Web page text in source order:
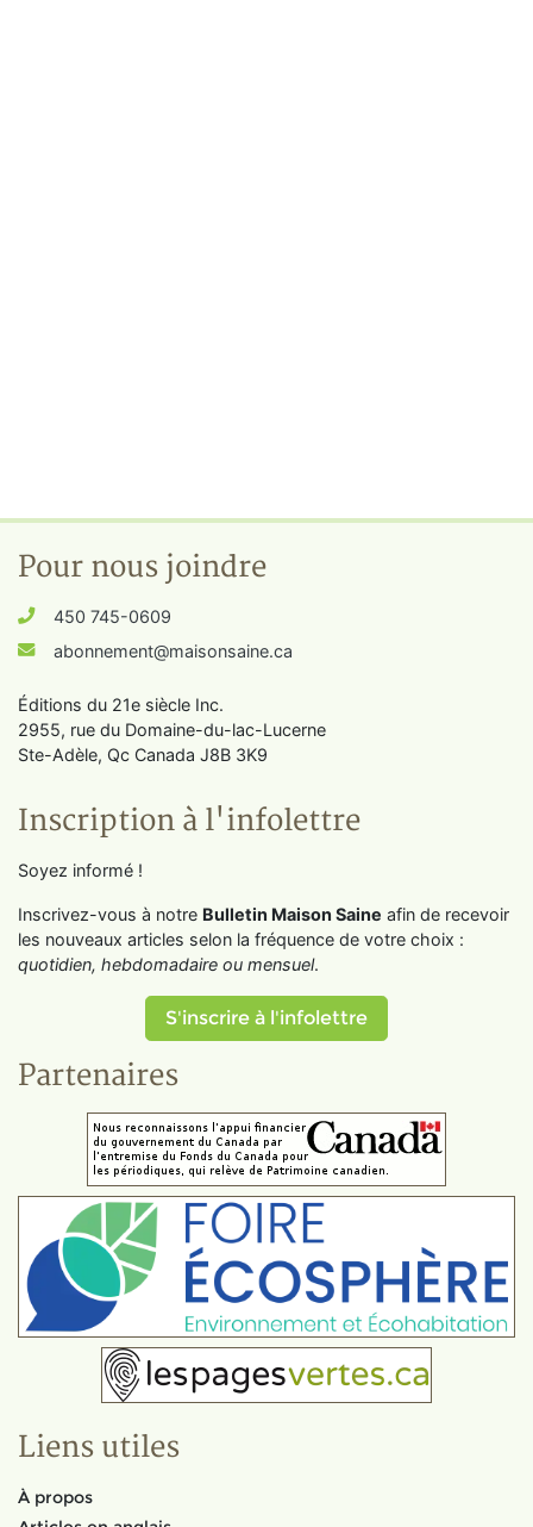
Pour nous joindre
450 745-0609
abonnement@maisonsaine.ca
Éditions du 21e siècle Inc.
2955, rue du Domaine-du-lac-Lucerne
Ste-Adèle, Qc Canada J8B 3K9
Inscription à l'infolettre
Soyez informé !
Inscrivez-vous à notre Bulletin Maison Saine afin de recevoir
les nouveaux articles selon la fréquence de votre choix :
quotidien, hebdomadaire ou mensuel.
S'inscrire à l'infolettre
Partenaires
Liens utiles
À propos